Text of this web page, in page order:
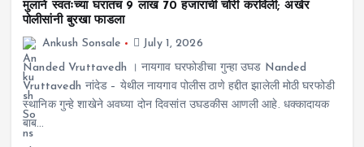
मुलाने स्वतःच्या घरातच 9 लाख 70 हजाराची चोरी करविली; अखेर
पोलीसांनी बुरखा फाडला
Ankush Sonsale
July 1, 2026
Nanded Vruttavedh । नायगाव घरफोडीचा गुन्हा उघड Nanded
Vruttavedh नांदेड – येथील नायगाव पोलीस ठाणे हद्दीत झालेली मोठी घरफोडी
स्थानिक गुन्हे शाखेने अवघ्या दोन दिवसांत उघडकीस आणली आहे. धक्कादायक
बाब…